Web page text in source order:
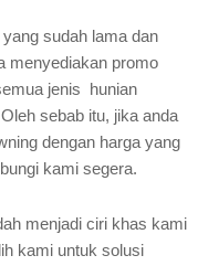
sudah lama dan
menyediakan promo
jenis hunian
sebab itu, jika anda
dengan harga yang
kami segera.
menjadi ciri khas kami
kami untuk solusi